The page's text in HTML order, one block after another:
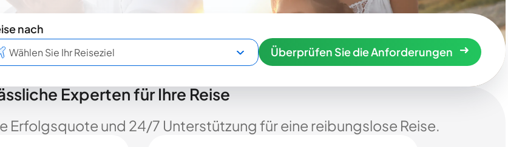
nach
Überprüfen Sie die Anforderungen
Experten für Ihre Reise
Erfolgsquote und 24/7 Unterstützung für eine reibungslose Reise.